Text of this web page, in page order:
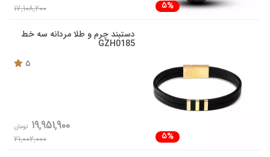
5%
17,108,200
دستبند چرم و طلا مردانه سه خط
GZH0185
5
5%
19,951,900 تومان
21,002,000